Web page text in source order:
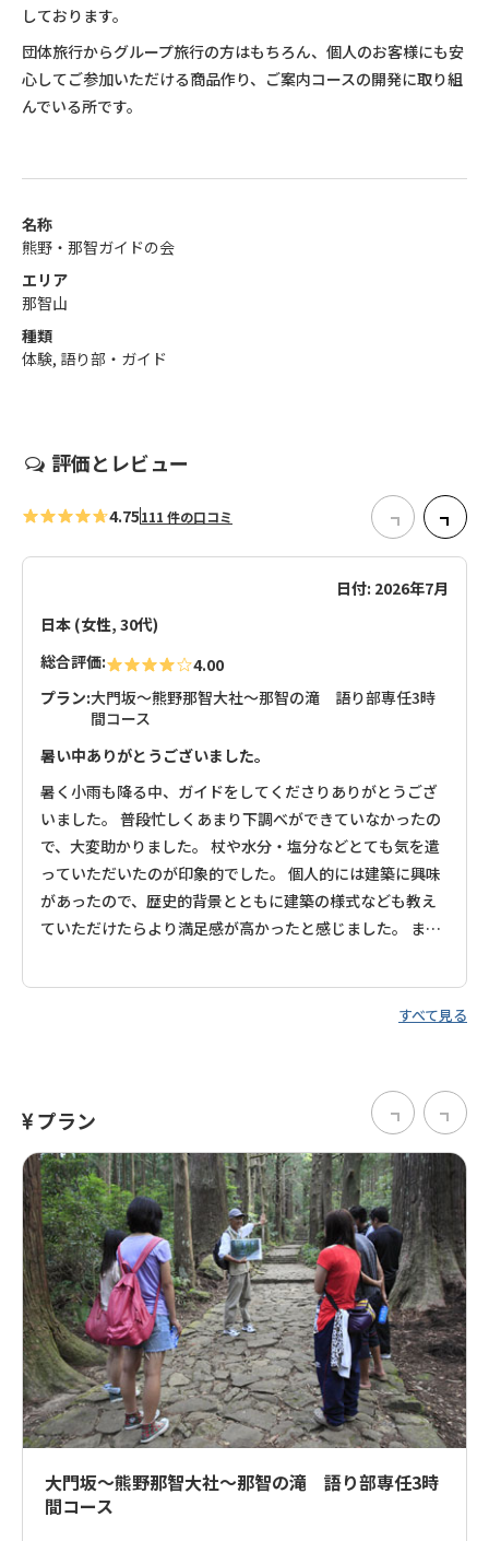
しております。
団体旅行からグループ旅行の方はもちろん、個人のお客様にも安
心してご参加いただける商品作り、ご案内コースの開発に取り組
んでいる所です。
名称
熊野・那智ガイドの会
エリア
那智山
種類
体験, 語り部・ガイド
評価とレビュー
4.75111 件の口コミ
日付: 2026年7月
日本 (女性, 30代)
総合評価:
4.00
プラン:大門坂～熊野那智大社～那智の滝 語り部専任3時
間コース
暑い中ありがとうございました。
暑く小雨も降る中、ガイドをしてくださりありがとうござ
いました。 普段忙しくあまり下調べができていなかったの
で、大変助かりました。 杖や水分・塩分などとても気を遣
っていただいたのが印象的でした。 個人的には建築に興味
があったので、歴史的背景とともに建築の様式なども教え
ていただけたらより満足感が高かったと感じました。 また
すべて見る
プラン
大門坂～熊野那智大社～那智の滝 語り部専任3時
間コース